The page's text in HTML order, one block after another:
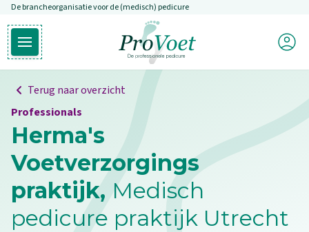
Overslaan en naar de inhoud gaan
De brancheorganisatie voor de (medisch) pedicure
Open hoofdmenu
Ga naar de homepagina
Mijn
Terug naar overzicht
Professionals
Herma's
Voetverzorgings
praktijk,Medisch
pedicure praktijk Utrecht